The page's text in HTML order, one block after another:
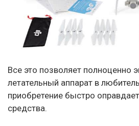
Все это позволяет полноценно
летательный аппарат в
приобретение быстро
средства.